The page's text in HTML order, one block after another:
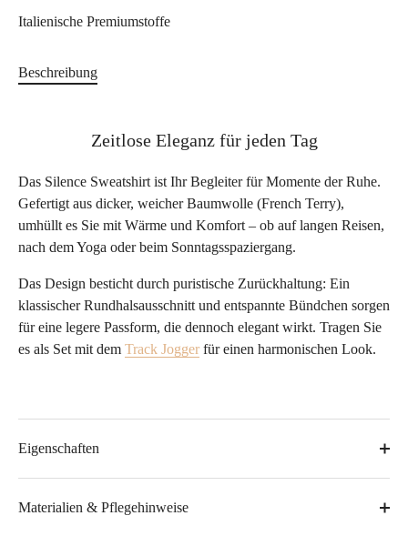
Italienische Premiumstoffe
Beschreibung
Zeitlose Eleganz für jeden Tag
Das Silence Sweatshirt ist Ihr Begleiter für Momente der Ruhe.
Gefertigt aus dicker, weicher Baumwolle (French Terry),
umhüllt es Sie mit Wärme und Komfort – ob auf langen Reisen,
nach dem Yoga oder beim Sonntagsspaziergang.
Das Design besticht durch puristische Zurückhaltung: Ein
klassischer Rundhalsausschnitt und entspannte Bündchen sorgen
für eine legere Passform, die dennoch elegant wirkt. Tragen Sie
es als Set mit dem Track Jogger für einen harmonischen Look.
Eigenschaften
Materialien & Pflegehinweise